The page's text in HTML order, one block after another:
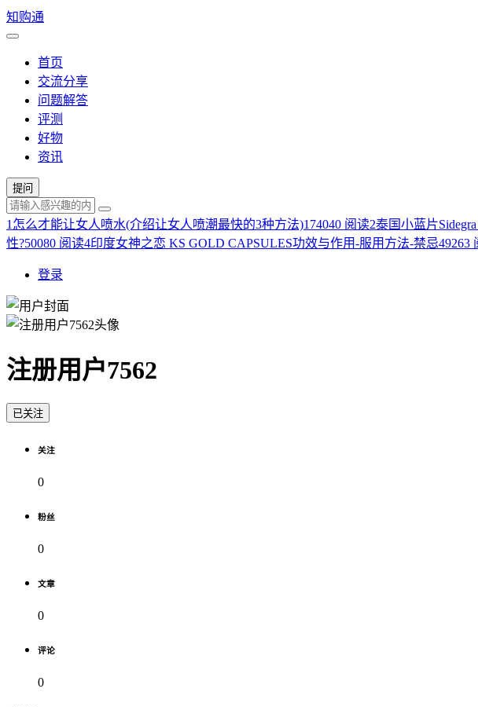
知购通
首页
交流分享
问题解答
评测
好物
资讯
提问
1 怎么才能让女人喷水(介绍让女人喷潮最快的3种方法)174040 阅读2泰国小蓝片
性?50080 阅读4印度女神之恋 KS GOLD CAPSULES功效与作用-服用方法-禁忌49263
登录
注册用户7562
已关注
关注
0
粉丝
0
文章
0
评论
0